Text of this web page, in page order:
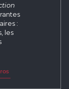
:
les
onglet